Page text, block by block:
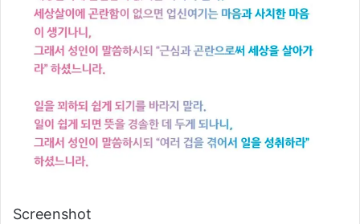
Screenshot